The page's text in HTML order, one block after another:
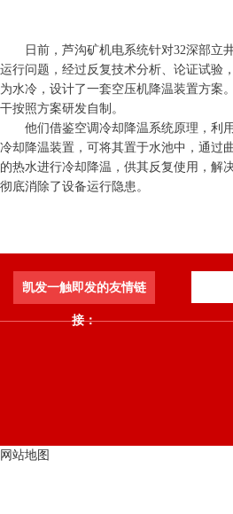
日前，芦沟矿机电系统针对32深部立
运行问题，经过反复技术分析、论证试验
为水冷，设计了一套空压机降温装置方案
干按照方案研发自制。
他们借鉴空调冷却降温系统原理，利
冷却降温装置，可将其置于水池中，通过
的热水进行冷却降温，供其反复使用，解
彻底消除了设备运行隐患。
凯发一触即发的友情链
接：
网站地图